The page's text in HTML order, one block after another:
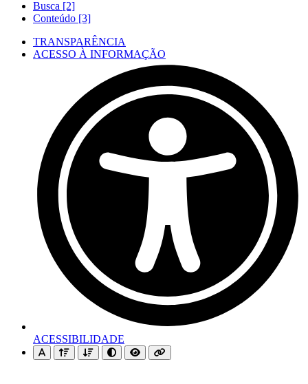
Busca [2]
Conteúdo [3]
TRANSPARÊNCIA
ACESSO À INFORMAÇÃO
ACESSIBILIDADE